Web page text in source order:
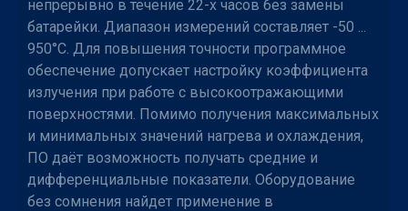
непрерывно в течение 22-х часов без замены
батарейки. Диапазон измерений составляет -50 ...
950°C. Для повышения точности программное
обеспечение допускает настройку коэффициента
излучения при работе с высокоотражающими
поверхностями. Помимо получения максимальных
и минимальных значений нагрева и охлаждения,
ПО даёт возможность получать средние и
дифференциальные показатели. Оборудование
без сомнения найдет применение в